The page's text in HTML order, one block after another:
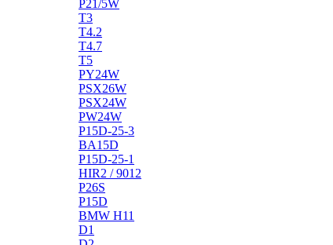
P21/5W
T3
T4.2
T4.7
T5
PY24W
PSX26W
PSX24W
PW24W
P15D-25-3
BA15D
P15D-25-1
HIR2 / 9012
P26S
P15D
BMW H11
D1